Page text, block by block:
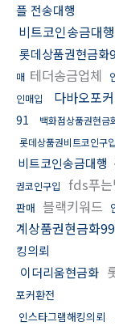
플 전송대행
비트코인송금대행
롯데상품권현금화
매 테더송금업체
인매입
다바오포
91
백화점상품권현금
롯데상품권비트코인구입
비트코인송금대행
권코인구입
fds푸는
판매 블랙키워드
계상품권현금화99
킹의뢰
이더리움현금화
포커환전
인스타그램해킹의뢰